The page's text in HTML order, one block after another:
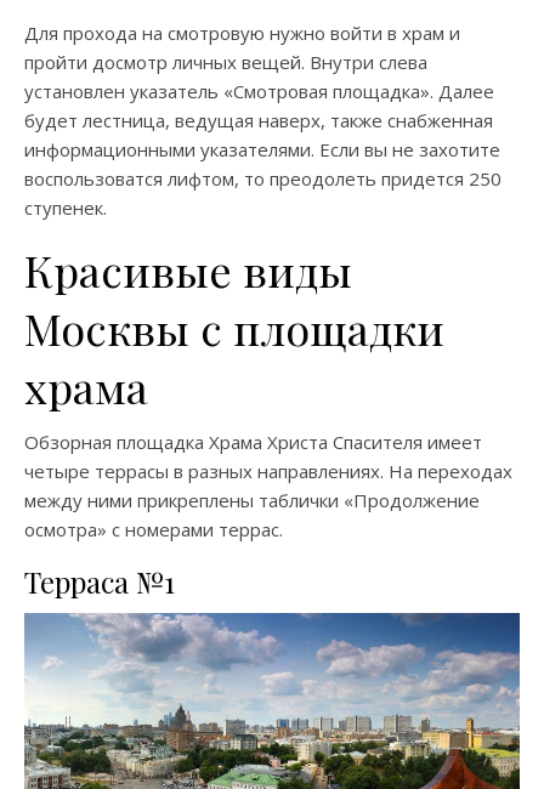
Для прохода на смотровую нужно войти в храм и
пройти досмотр личных вещей. Внутри слева
установлен указатель «Смотровая площадка». Далее
будет лестница, ведущая наверх, также снабженная
информационными указателями. Если вы не захотите
воспользоватся лифтом, то преодолеть придется 250
ступенек.
Красивые виды
Москвы с площадки
храма
Обзорная площадка Храма Христа Спасителя имеет
четыре террасы в разных направлениях. На переходах
между ними прикреплены таблички «Продолжение
осмотра» с номерами террас.
Терраса №1